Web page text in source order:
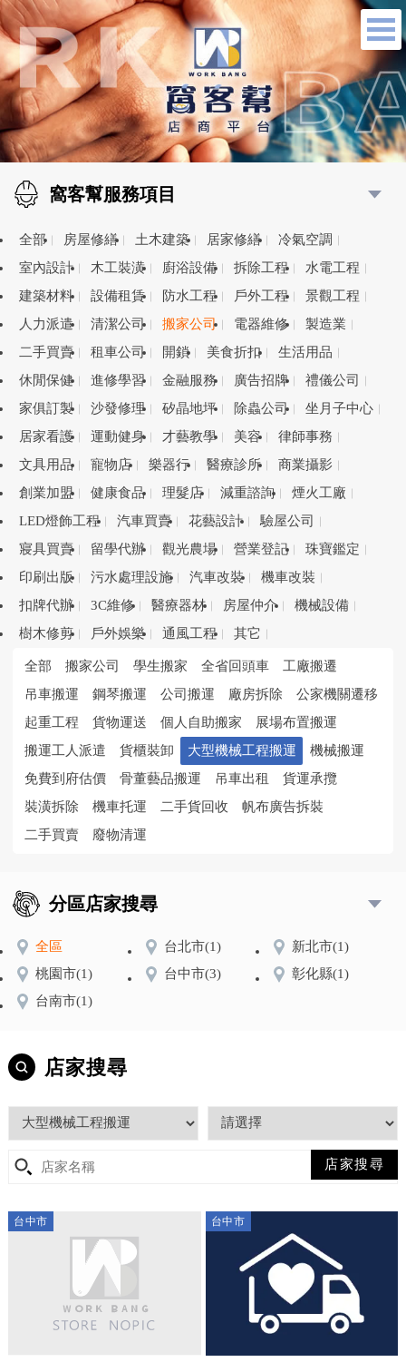
窩客幫服務項目
全部 房屋修繕 土木建築 居家修繕
冷氣空調
室內設計
木工裝潢 廚浴設備 拆除工程
水電工程
建築材料
設備租賃 防水工程 戶外工程
景觀工程
人力派遣
清潔公司 搬家公司 電器維修
製造業
二手買賣
租車公司 開鎖 美食折扣
生活用品
休閒保健
進修學習 金融服務 廣告招牌
禮儀公司
家俱訂製
沙發修理 矽晶地坪 除蟲公司
坐月子中心
居家看護
運動健身 才藝教學 美容
律師事務
文具用品
寵物店 樂器行 醫療診所
商業攝影
創業加盟
健康食品 理髮店 減重諮詢
煙火工廠
LED燈飾工程
汽車買賣 花藝設計
驗屋公司
寢具買賣
留學代辦 觀光農場 營業登記
珠寶鑑定
印刷出版
污水處理設施 汽車改裝
機車改裝
扣牌代辦
3C維修 醫療器材 房屋仲介
機械設備
樹木修剪
戶外娛樂 通風工程 其它
全部 搬家公司 學生搬家 全省回頭車
工廠搬遷
吊車搬運
鋼琴搬運 公司搬運 廠房拆除
公家機關遷移
起重工程
貨物運送 個人自助搬家
展場布置搬運
搬運工人派遣
貨櫃裝卸 大型機械工程搬運
機械搬運
免費到府估價
骨董藝品搬運 吊車出租
貨運承攬
裝潢拆除
機車托運 二手貨回收
帆布廣告拆裝
二手買賣
廢物清運
分區店家搜尋
全區 台北市(1) 新北市(1)
桃園市(1) 台中市(3) 彰化縣(1)
台南市(1)
店家搜尋
台中市 台中市